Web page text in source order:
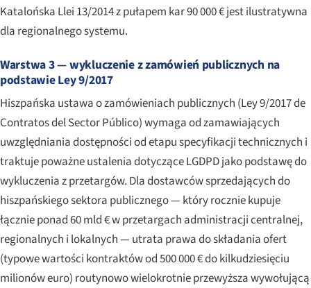
Katalońska Llei 13/2014 z pułapem kar 90 000 € jest ilustratywna
dla regionalnego systemu.
Warstwa 3 — wykluczenie z zamówień publicznych na
podstawie Ley 9/2017
Hiszpańska ustawa o zamówieniach publicznych (Ley 9/2017 de
Contratos del Sector Público) wymaga od zamawiających
uwzględniania dostępności od etapu specyfikacji technicznych i
traktuje poważne ustalenia dotyczące LGDPD jako podstawę do
wykluczenia z przetargów. Dla dostawców sprzedających do
hiszpańskiego sektora publicznego — który rocznie kupuje
łącznie ponad 60 mld € w przetargach administracji centralnej,
regionalnych i lokalnych — utrata prawa do składania ofert
(typowe wartości kontraktów od 500 000 € do kilkudziesięciu
milionów euro) routynowo wielokrotnie przewyższa wywołującą